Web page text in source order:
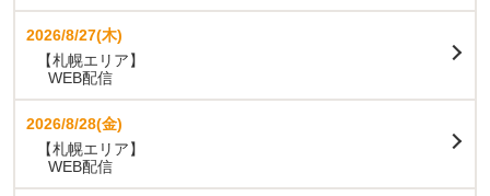
2026/8/27(木)
【札幌エリア】
WEB配信
2026/8/28(金)
【札幌エリア】
WEB配信